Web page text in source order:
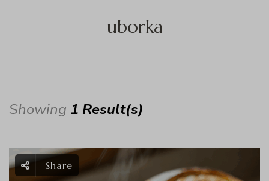
uborka
Showing 1 Result(s)
Share